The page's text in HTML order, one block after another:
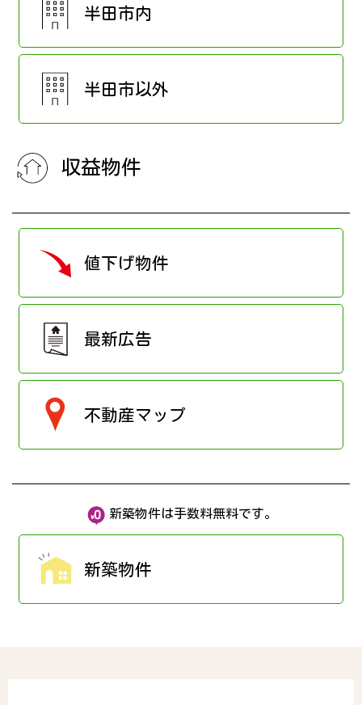
半田市内
半田市以外
収益物件
値下げ物件
最新広告
不動産マップ
新築物件は手数料無料です。
新築物件